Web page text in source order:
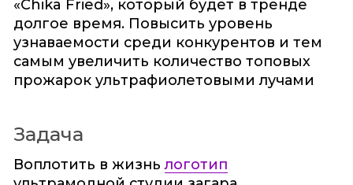
«Chika Fried», который будет в тренде
долгое время. Повысить уровень
узнаваемости среди конкурентов и тем
самым увеличить количество топовых
прожарок ультрафиолетовыми лучами
Задача
Воплотить в жизньлоготип